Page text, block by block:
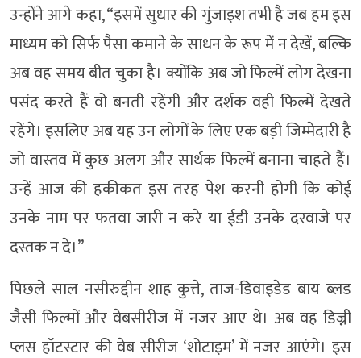
उन्होंने आगे कहा, “इसमें सुधार की गुंजाइश तभी है जब हम इस
माध्यम को सिर्फ पैसा कमाने के साधन के रूप में न देखें, बल्कि
अब वह समय बीत चुका है। क्योंकि अब जो फिल्में लोग देखना
पसंद करते हैं वो बनती रहेंगी और दर्शक वही फिल्में देखते
रहेंगे। इसलिए अब यह उन लोगों के लिए एक बड़ी जिम्मेदारी है
जो वास्तव में कुछ अलग और सार्थक फिल्में बनाना चाहते हैं।
उन्हें आज की हकीकत इस तरह पेश करनी होगी कि कोई
उनके नाम पर फतवा जारी न करे या ईडी उनके दरवाजे पर
दस्तक न दे।”
पिछले साल नसीरुद्दीन शाह कुत्ते, ताज-डिवाइडेड बाय ब्लड
जैसी फिल्मों और वेबसीरीज में नजर आए थे। अब वह डिज्नी
प्लस हॉटस्टार की वेब सीरीज ‘शोटाइम’ में नजर आएंगे। इस